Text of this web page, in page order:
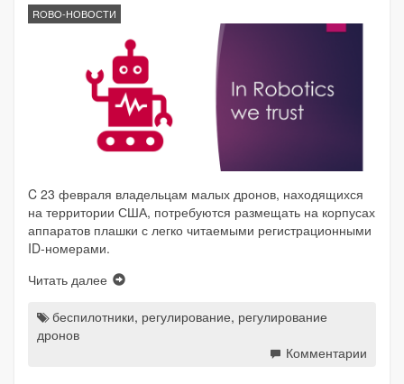
ROBO-НОВОСТИ
C 23 февраля владельцам малых дронов, находящихся
на территории США, потребуются размещать на корпусах
аппаратов плашки с легко читаемыми регистрационными
ID-номерами.
Читать далее
беспилотники, регулирование, регулирование
дронов
Комментарии